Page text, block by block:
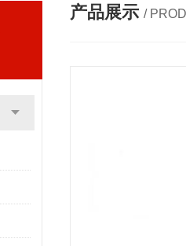
产品展示 /